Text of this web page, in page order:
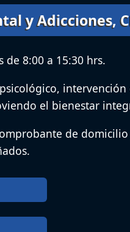
y Adicciones,
de 8:00 a 15:30 hrs.
intervención
el bienestar
de